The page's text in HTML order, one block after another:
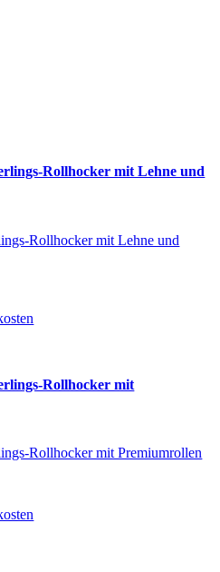
Rollhocker mit Lehne und
Rollhocker mit Lehne und
Rollhocker mit
Rollhocker mit Premiumrollen